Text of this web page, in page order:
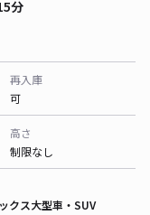
分
再入庫
可
高さ
制限なし
クス大型車・SUV